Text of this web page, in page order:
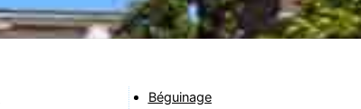
Béguinage